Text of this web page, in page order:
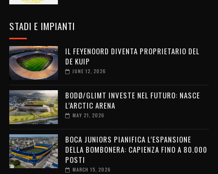
STADI E IMPIANTI
IL FEYENOORD DIVENTA PROPRIETARIO DEL
DE KUIP
JUNE 12, 2026
BODØ/GLIMT INVESTE NEL FUTURO: NASCE
L’ARCTIC ARENA
MAY 21, 2026
BOCA JUNIORS PIANIFICA L’ESPANSIONE
DELLA BOMBONERA: CAPIENZA FINO A 80.000
POSTI
MARCH 15, 2026